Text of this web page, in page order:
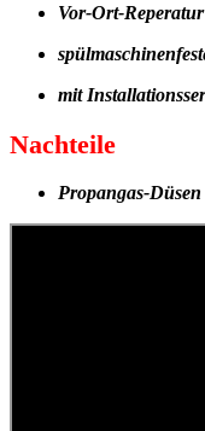
Vor-Ort-Reperatur
mit
Nachteile
Propangas-